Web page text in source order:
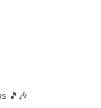
🎵🎶